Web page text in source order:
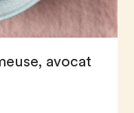
avocat